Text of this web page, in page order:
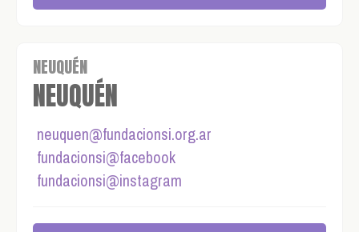
NEUQUÉN
NEUQUÉN
neuquen@fundacionsi.org.ar
fundacionsi@facebook
fundacionsi@instagram